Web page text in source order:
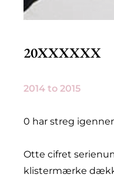
20XXXXXX
2014 to 2015
0 har streg
Otte cifret
klistermærke